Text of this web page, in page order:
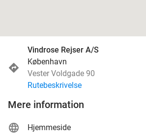
Vindrose Rejser A/S
København
Vester Voldgade 90
Rutebeskrivelse
Mere information
Hjemmeside